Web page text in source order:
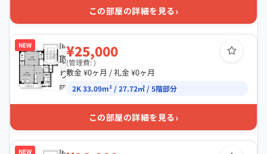
この部屋の詳細を見る›
NEW
間
取
り
図
¥25,000
(管理費: )
敷金 ¥0ヶ月 / 礼金 ¥0ヶ月
2K 33.09m² / 27.72㎡ / 5階部分
この部屋の詳細を見る›
NEW
間